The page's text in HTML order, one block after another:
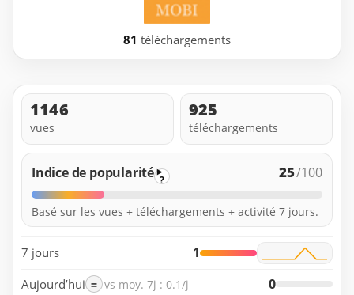
81 téléchargements
1146
vues
925
téléchargements
Indice de popularité ? 25/100
Basé sur les vues + téléchargements + activité 7 jours.
7 jours 1
Aujourd’hui = vs moy. 7j : 0.1/j 0